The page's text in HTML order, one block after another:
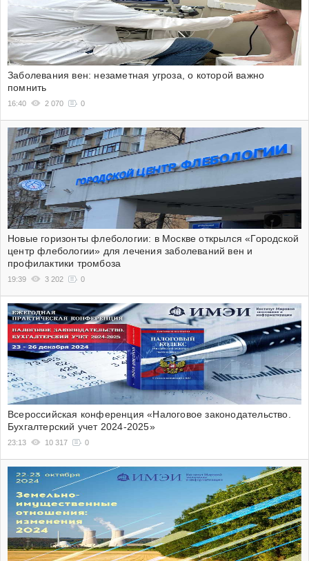
Заболевания вен: незаметная угроза, о которой важно
помнить
16:40 2 070 0
Новые горизонты флебологии: в Москве открылся «Городской
центр флебологии» для лечения заболеваний вен и
профилактики тромбоза
19:39 3 202 0
Всероссийская конференция «Налоговое законодательство.
Бухгалтерский учет 2024-2025»
23:13 10 317 0